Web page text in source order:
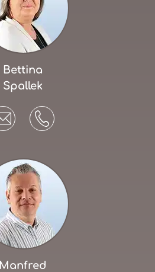
Bettina
Spallek
Manfred